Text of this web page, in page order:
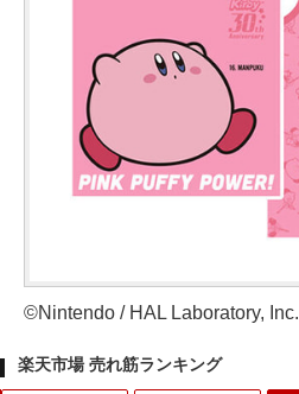
©Nintendo / HAL Laboratory, Inc.
楽天市場 売れ筋ランキング